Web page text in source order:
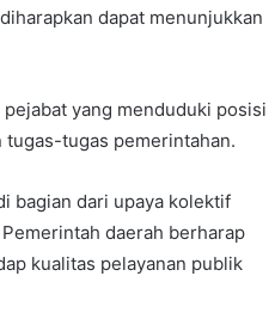
dapat menunjukkan
yang menduduki posisi
tugas-tugas pemerintahan.
bagian dari upaya kolektif
daerah berharap
kualitas pelayanan publik